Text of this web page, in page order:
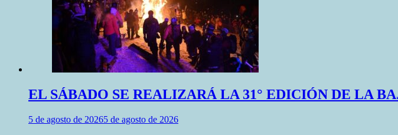
EL SÁBADO SE REALIZARÁ LA 31° EDICIÓN DE LA
5 de agosto de 20265 de agosto de 2026